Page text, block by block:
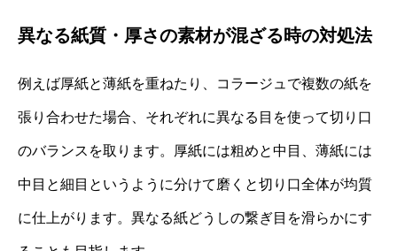
異なる紙質・厚さの素材が混ざる時の対処法
例えば厚紙と薄紙を重ねたり、コラージュで複数の紙を
張り合わせた場合、それぞれに異なる目を使って切り口
のバランスを取ります。厚紙には粗めと中目、薄紙には
中目と細目というように分けて磨くと切り口全体が均質
に仕上がります。異なる紙どうしの繋ぎ目を滑らかにす